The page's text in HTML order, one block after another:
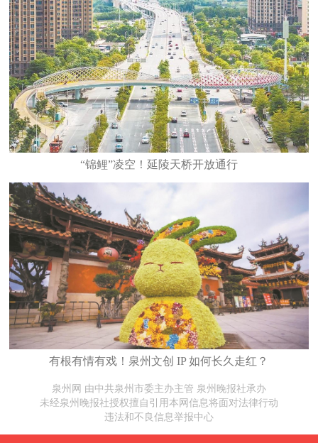
“锦鲤”凌空！延陵天桥开放通行
有根有情有戏！泉州文创 IP 如何长久走红？
泉州网 由中共泉州市委主办主管 泉州晚报社承办
未经泉州晚报社授权擅自引用本网信息将面对法律行动
违法和不良信息举报中心